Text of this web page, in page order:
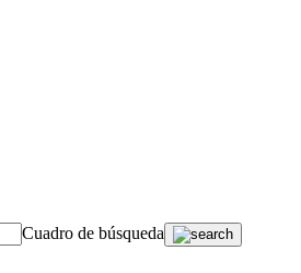
Cuadro de búsqueda